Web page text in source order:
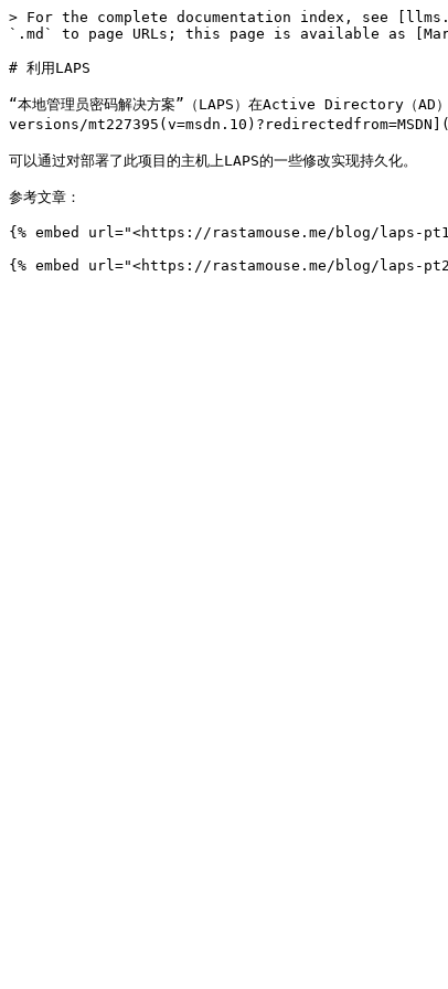
> For the complete documentation index, see
`.md` to page URLs; this page is available as
# 利用LAPS
“本地管理员密码解决方案”（LAPS）在Active Directory（
versions/
可以通过对部署了此项目的主机上LAPS的一些修改实现持久化。
参考文章：
{% embed url="<https://rastamouse.me/blog/laps-